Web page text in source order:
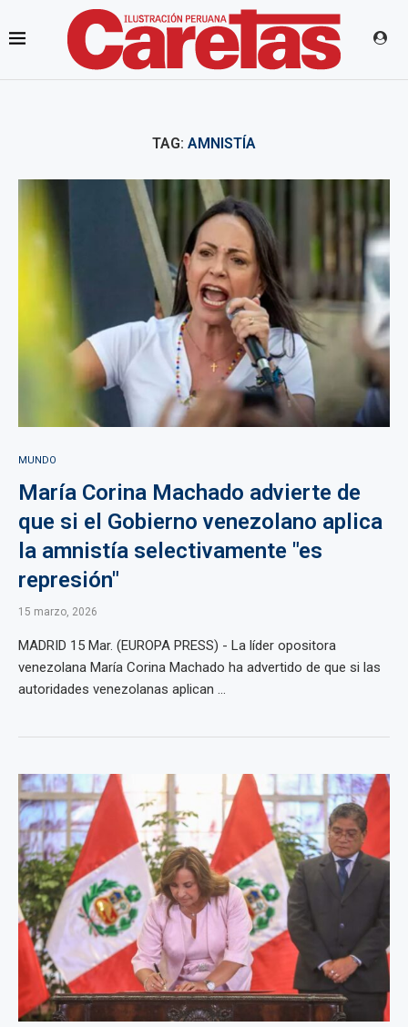
TAG: AMNISTÍA
MUNDO
María Corina Machado advierte de
que si el Gobierno venezolano aplica
la amnistía selectivamente "es
represión"
15 marzo, 2026
MADRID 15 Mar. (EUROPA PRESS) - La líder opositora
venezolana María Corina Machado ha advertido de que si las
autoridades venezolanas aplican ...